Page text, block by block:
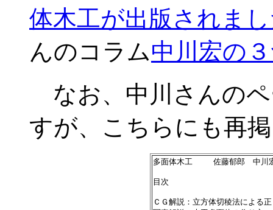
体木工が出版されま
んのコラム中川宏の
なお、中川さんの
すが、こちらにも再
多面体木工 　　佐藤郁郎　中川
目次
ＣＧ解説：立方体切稜法による